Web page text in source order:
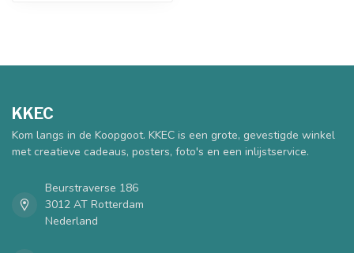
KKEC
Kom langs in de Koopgoot. KKEC is een grote, gevestigde winkel
met creatieve cadeaus, posters, foto's en een inlijstservice.
Beurstraverse 186
3012 AT Rotterdam
Nederland